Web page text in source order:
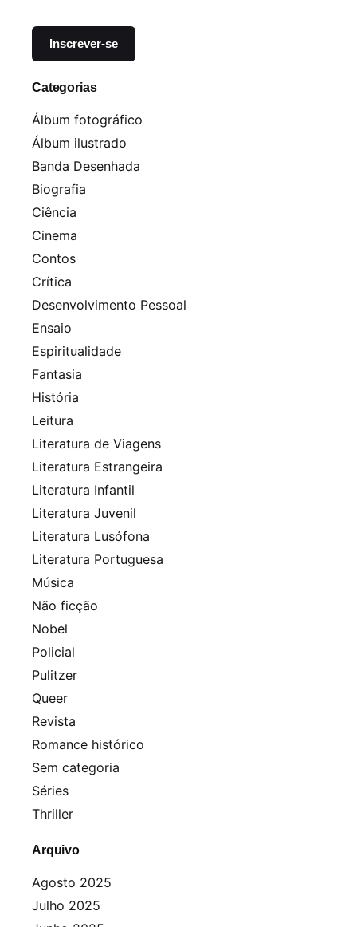
Categorias
Álbum fotográfico
Álbum ilustrado
Banda Desenhada
Biografia
Ciência
Cinema
Contos
Crítica
Desenvolvimento Pessoal
Ensaio
Espiritualidade
Fantasia
História
Leitura
Literatura de Viagens
Literatura Estrangeira
Literatura Infantil
Literatura Juvenil
Literatura Lusófona
Literatura Portuguesa
Música
Não ficção
Nobel
Policial
Pulitzer
Queer
Revista
Romance histórico
Sem categoria
Séries
Thriller
Arquivo
Agosto 2025
Julho 2025